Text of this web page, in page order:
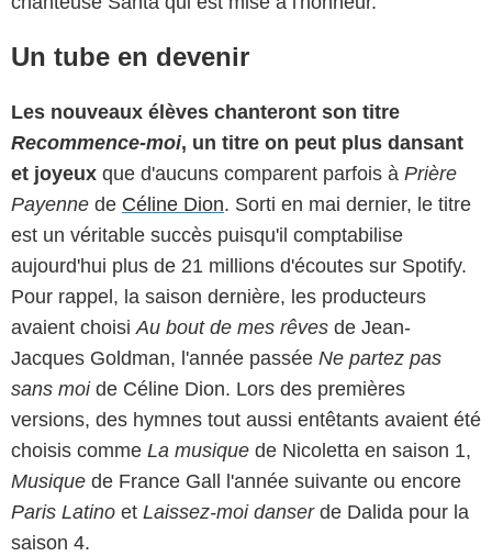
Un tube en devenir
Les nouveaux élèves chanteront son titre
Recommence-moi, un titre on peut plus dansant
et joyeux que d'aucuns comparent parfois à Prière
Payenne de Céline Dion. Sorti en mai dernier, le titre
est un véritable succès puisqu'il comptabilise
aujourd'hui plus de 21 millions d'écoutes sur Spotify.
Pour rappel, la saison dernière, les producteurs
avaient choisiAu bout de mes rêves de Jean-
Jacques Goldman, l'année passée Ne partez pas
sans moide Céline Dion. Lors des premières
versions, des hymnes tout aussi entêtants avaient été
choisis comme La musique de Nicoletta en saison 1,
Musique de France Gall l'année suivante ou encore
Paris Latino et Laissez-moi danserde Dalida pour la
saison 4.